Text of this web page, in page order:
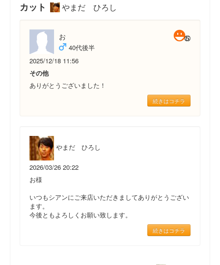
カット やまだ ひろし
お
40代後半
2025/12/18 11:56
その他
ありがとうございました！
続きはコチラ
やまだ ひろし
2026/03/26 20:22
お様
いつもシアンにご来店いただきましてありがとうござい
ます。
今後ともよろしくお願い致します。
続きはコチラ